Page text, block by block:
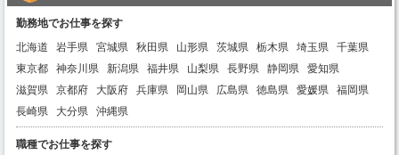
勤務地でお仕事を探す
北海道
岩手県 宮城県 秋田県 山形県 茨城県 栃木県 埼玉県
千葉県
東京都
神奈川県 新潟県 福井県 山梨県 長野県 静岡県
愛知県
滋賀県
京都府 大阪府 兵庫県 岡山県 広島県 徳島県 愛媛県
福岡県
長崎県
大分県 沖縄県
職種でお仕事を探す